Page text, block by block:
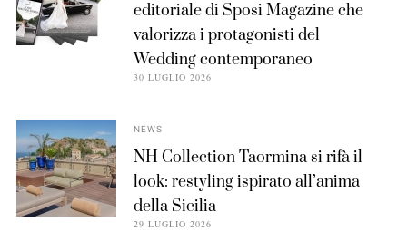
editoriale di Sposi Magazine che
valorizza i protagonisti del
Wedding contemporaneo
30 LUGLIO 2026
NEWS
NH Collection Taormina si rifà il
look: restyling ispirato all’anima
della Sicilia
29 LUGLIO 2026